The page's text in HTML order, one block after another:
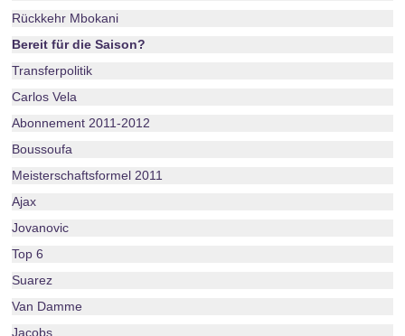
Rückkehr Mbokani
Bereit für die Saison?
Transferpolitik
Carlos Vela
Abonnement 2011-2012
Boussoufa
Meisterschaftsformel 2011
Ajax
Jovanovic
Top 6
Suarez
Van Damme
Jacobs